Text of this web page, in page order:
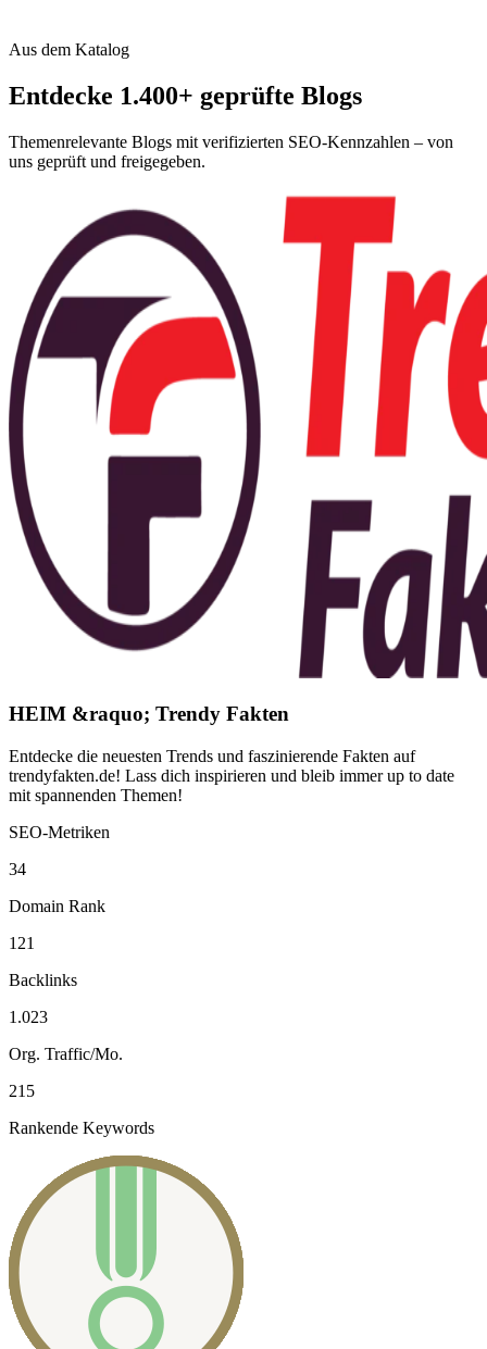
Aus dem Katalog
Entdecke 1.400+ geprüfte Blogs
Themenrelevante Blogs mit verifizierten SEO-Kennzahlen – von
uns geprüft und freigegeben.
HEIM &raquo; Trendy Fakten
Entdecke die neuesten Trends und faszinierende Fakten auf
trendyfakten.de! Lass dich inspirieren und bleib immer up to date
mit spannenden Themen!
SEO-Metriken
34
Domain Rank
121
Backlinks
1.023
Org. Traffic/Mo.
215
Rankende Keywords